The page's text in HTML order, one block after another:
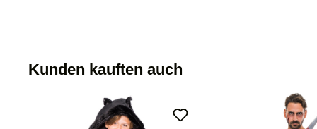
Kunden kauften auch